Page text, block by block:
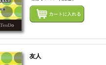
友人